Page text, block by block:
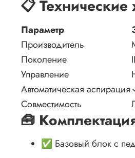
📋 Технические
Параметр
Производитель
Поколение
Управление
Автоматическая аспирация
Совместимость
🧰
✅ Базовый блок с